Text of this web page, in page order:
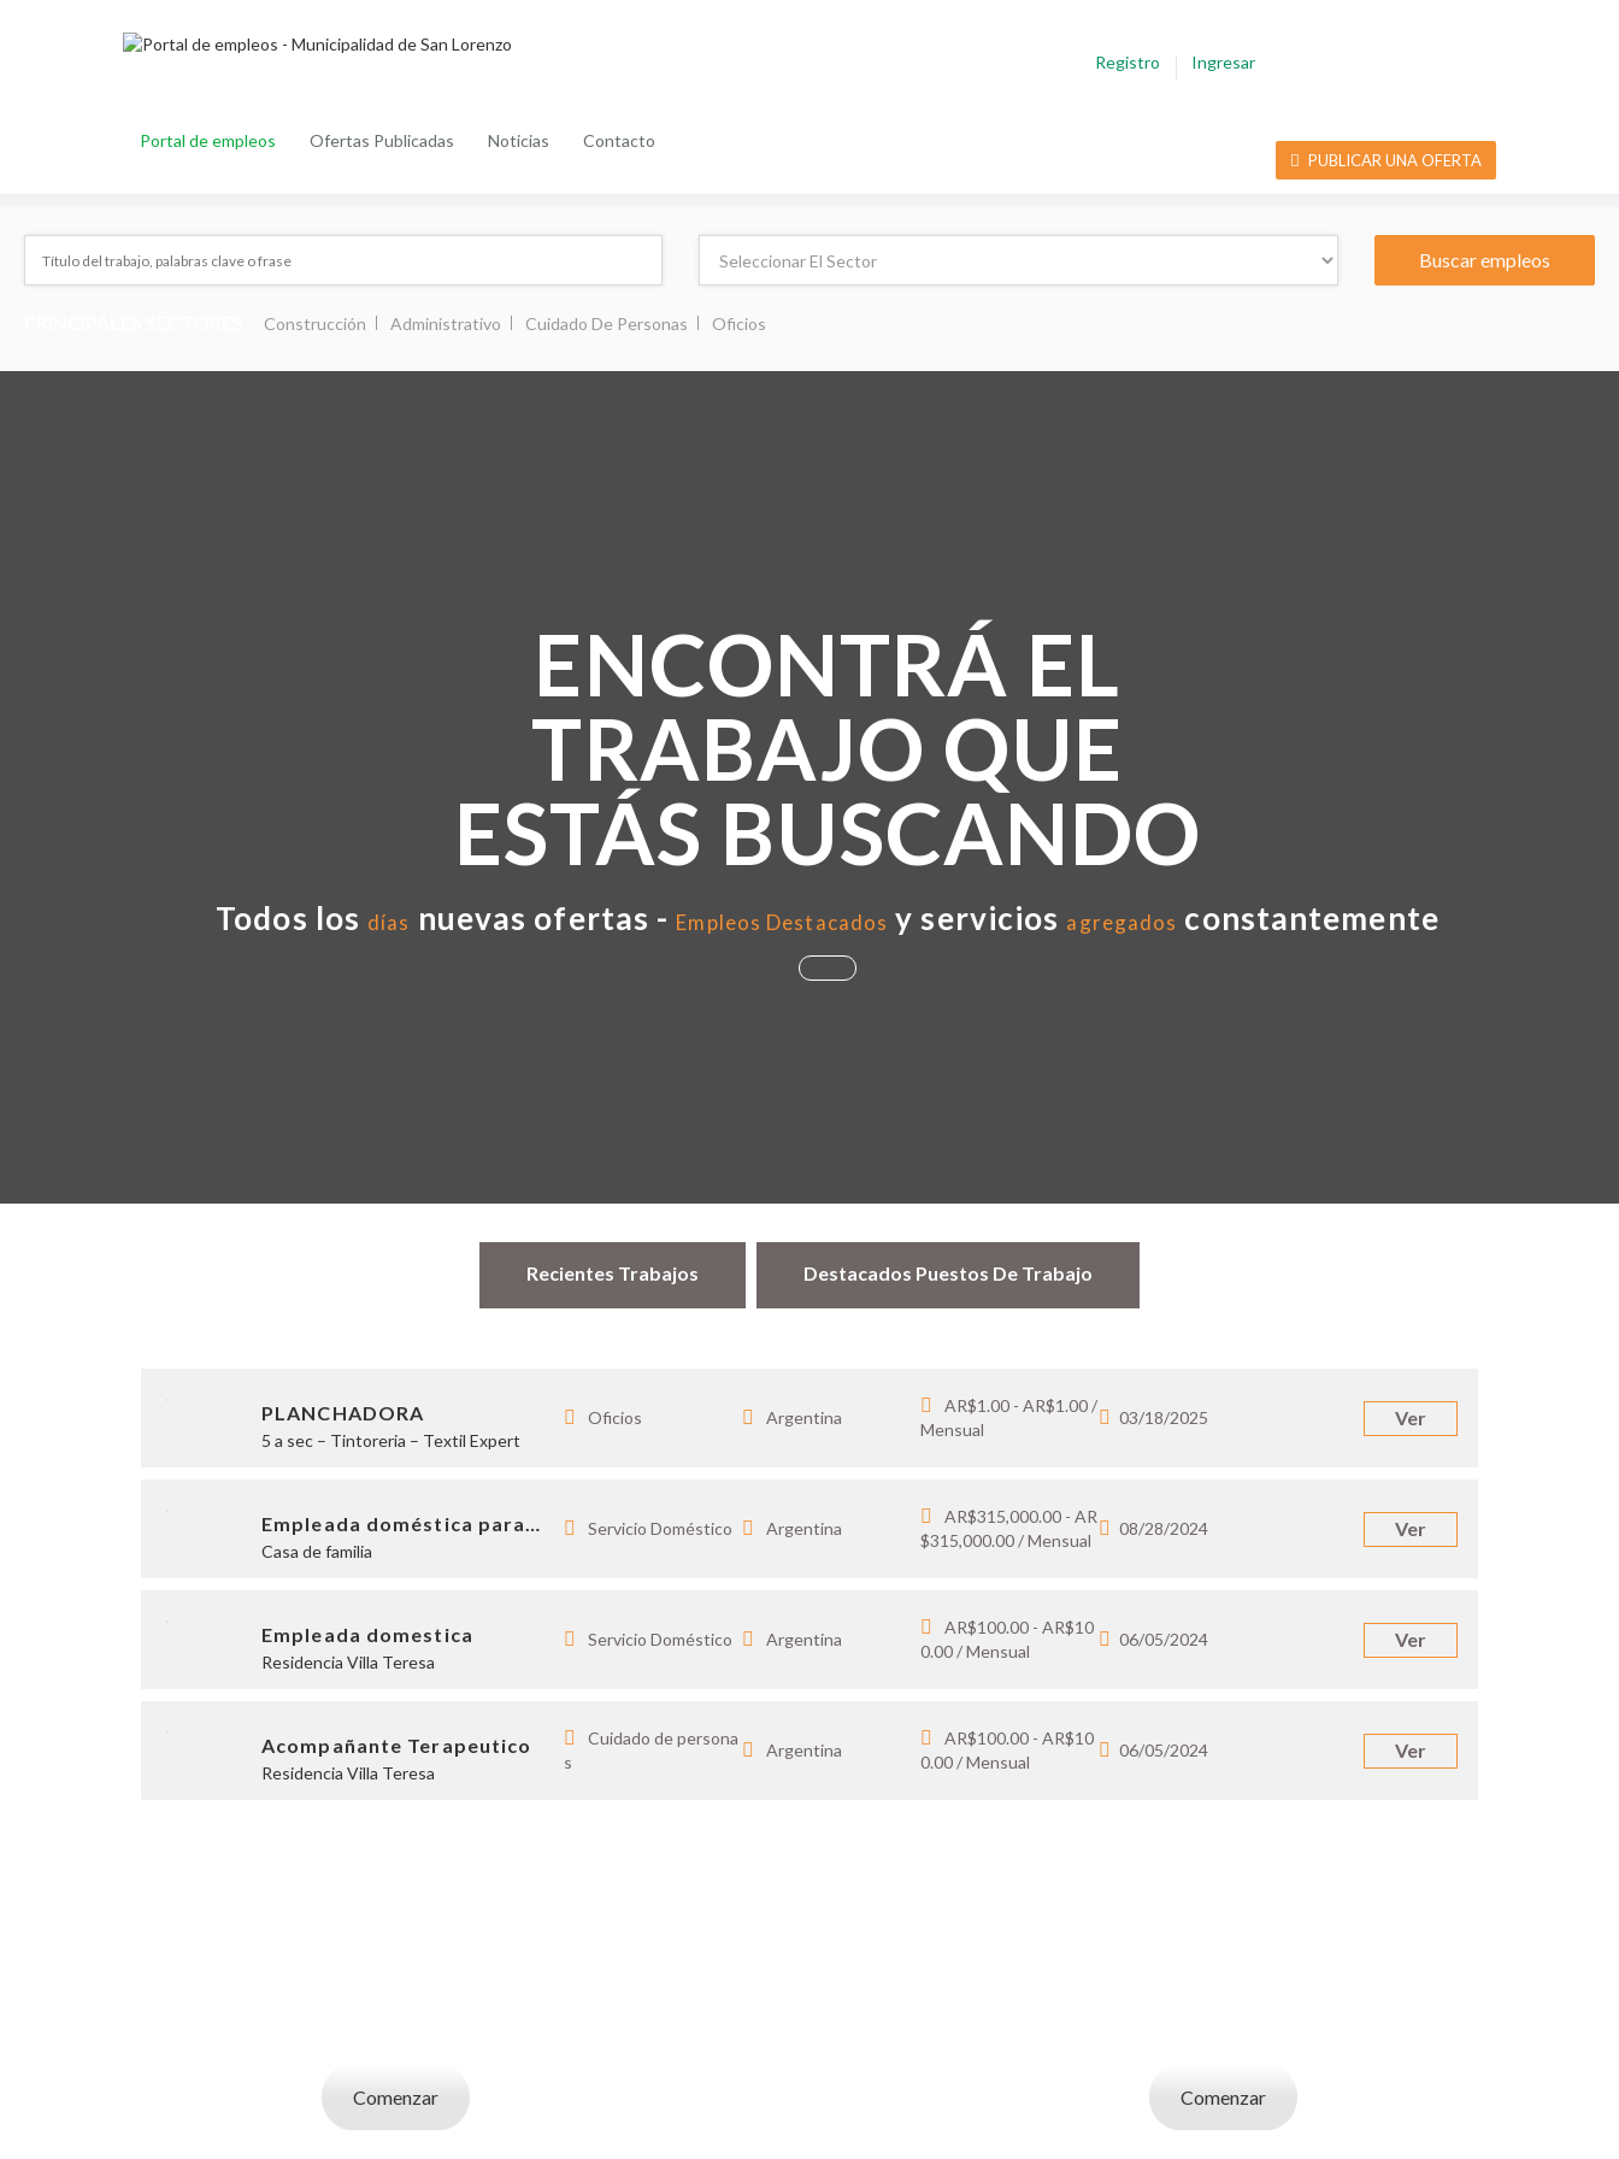
Portal de empleos Ofertas Publicadas Noticias Contacto
Registro Ingresar
PUBLICAR UNA OFERTA
Construcción Administrativo Cuidado De Personas Oficios
ENCONTRÁ EL
TRABAJO QUE
ESTÁS BUSCANDO
Todos los días nuevas ofertas - Empleos Destacados y servicios agregados constantemente
Recientes Trabajos Destacados Puestos De Trabajo
PLANCHADORA
5 a sec – Tintoreria – Textil Expert
Oficios Argentina
AR$1.00 - AR$1.00 /
Mensual
03/18/2025 Ver
Empleada doméstica para…
Casa de familia
Servicio Doméstico Argentina
AR$315,000.00 - AR
$315,000.00 / Mensual
08/28/2024 Ver
Empleada domestica
Residencia Villa Teresa
Servicio Doméstico Argentina
AR$100.00 - AR$10
0.00 / Mensual
06/05/2024 Ver
Acompañante Terapeutico
Residencia Villa Teresa
Cuidado de persona
s
Argentina
AR$100.00 - AR$10
0.00 / Mensual
06/05/2024 Ver
Comenzar Comenzar